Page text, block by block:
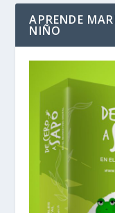
APRENDE
NIÑO